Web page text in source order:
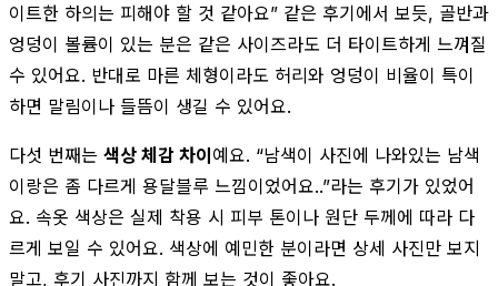
이트한 하의는 피해야 할 것 같아요” 같은 후기에서 보듯, 골반과
엉덩이 볼륨이 있는 분은 같은 사이즈라도 더 타이트하게 느껴질
수 있어요. 반대로 마른 체형이라도 허리와 엉덩이 비율이 특이
하면 말림이나 들뜸이 생길 수 있어요.
다섯 번째는 색상 체감 차이예요. “남색이 사진에 나와있는 남색
이랑은 좀 다르게 용달블루 느낌이었어요..”라는 후기가 있었어
요. 속옷 색상은 실제 착용 시 피부 톤이나 원단 두께에 따라 다
르게 보일 수 있어요. 색상에 예민한 분이라면 상세 사진만 보지
말고, 후기 사진까지 함께 보는 것이 좋아요.